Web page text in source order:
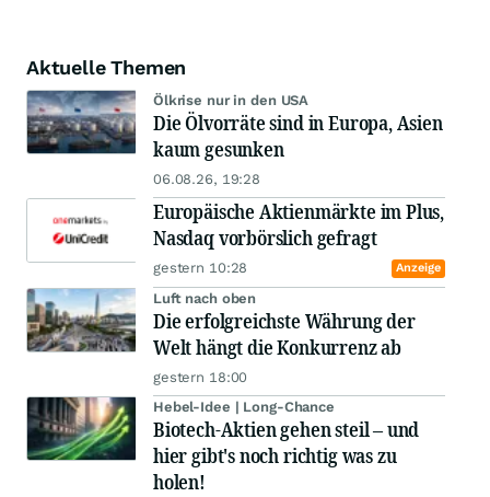
Aktuelle Themen
Ölkrise nur in den USA
Die Ölvorräte sind in Europa, Asien
kaum gesunken
06.08.26, 19:28
Europäische Aktienmärkte im Plus,
Nasdaq vorbörslich gefragt
gestern 10:28 Anzeige
Luft nach oben
Die erfolgreichste Währung der
Welt hängt die Konkurrenz ab
gestern 18:00
Hebel-Idee | Long-Chance
Biotech-Aktien gehen steil – und
hier gibt's noch richtig was zu
holen!